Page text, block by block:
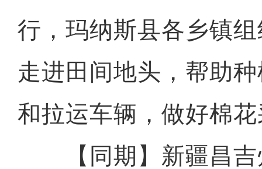
行，玛纳斯县各乡镇
走进田间地头，帮助
和拉运车辆，做好棉
【同期】新疆昌吉